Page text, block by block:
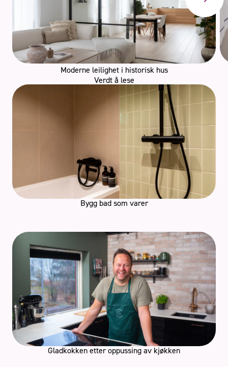
Moderne leilighet i historisk hus
Verdt å lese
Bygg bad som varer
Gladkokken etter oppussing av kjøkken